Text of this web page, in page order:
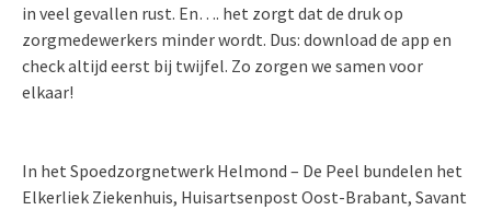
in veel gevallen rust. En…. het zorgt dat de druk op
zorgmedewerkers minder wordt. Dus: download de app en
check altijd eerst bij twijfel. Zo zorgen we samen voor
elkaar!
In het Spoedzorgnetwerk Helmond – De Peel bundelen het
Elkerliek Ziekenhuis, Huisartsenpost Oost-Brabant, Savant